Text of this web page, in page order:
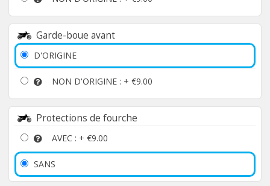
Garde-boue avant
D'ORIGINE
NON D'ORIGINE : + €9.00
Protections de fourche
AVEC : + €9.00
SANS